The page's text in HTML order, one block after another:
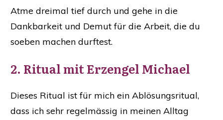
Atme dreimal tief durch und gehe in die
Dankbarkeit und Demut für die Arbeit, die du
soeben machen durftest.
2. ​Ritual mit Erzengel Michael
Dieses Ritual ist für mich ein Ablösungsritual,
dass ich sehr regelmässig in meinen Alltag